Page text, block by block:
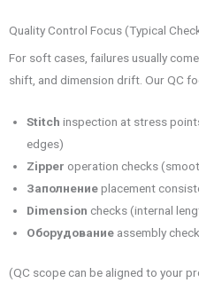
Quality Control Focus (Typical
For soft cases, failures usually
shift, and dimension drift. Our QC
Stitch inspection at stress
edges)
Zipper operation checks
Заполнениеplacement
Dimension checks (internal
Оборудование assembly
(QC scope can be aligned to your